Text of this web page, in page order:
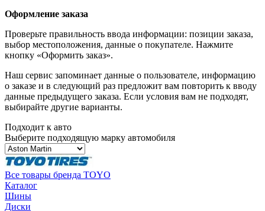
Оформление заказа
Проверьте правильность ввода информации: позиции заказа,
выбор местоположения, данные о покупателе. Нажмите
кнопку «Оформить заказ».
Наш сервис запоминает данные о пользователе, информацию
о заказе и в следующий раз предложит вам повторить к вводу
данные предыдущего заказа. Если условия вам не подходят,
выбирайте другие варианты.
Подходит к авто
Выберите подходящую марку автомобиля
Все товары бренда TOYO
Каталог
Шины
Диски